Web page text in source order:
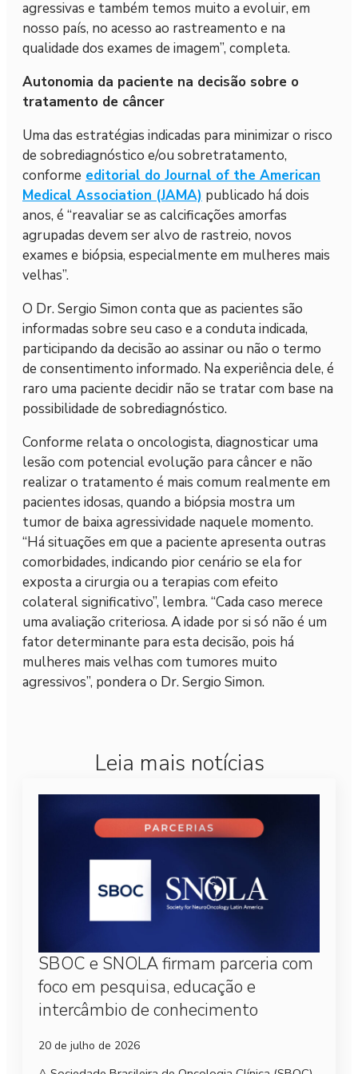
agressivas e também temos muito a evoluir, em
nosso país, no acesso ao rastreamento e na
qualidade dos exames de imagem”, completa.
Autonomia da paciente na decisão sobre o
tratamento de câncer
Uma das estratégias indicadas para minimizar o risco
de sobrediagnóstico e/ou sobretratamento,
conforme editorial do Journal of the American
Medical Association (JAMA) publicado há dois
anos, é “reavaliar se as calcificações amorfas
agrupadas devem ser alvo de rastreio, novos
exames e biópsia, especialmente em mulheres mais
velhas”.
O Dr. Sergio Simon conta que as pacientes são
informadas sobre seu caso e a conduta indicada,
participando da decisão ao assinar ou não o termo
de consentimento informado. Na experiência dele, é
raro uma paciente decidir não se tratar com base na
possibilidade de sobrediagnóstico.
Conforme relata o oncologista, diagnosticar uma
lesão com potencial evolução para câncer e não
realizar o tratamento é mais comum realmente em
pacientes idosas, quando a biópsia mostra um
tumor de baixa agressividade naquele momento.
“Há situações em que a paciente apresenta outras
comorbidades, indicando pior cenário se ela for
exposta a cirurgia ou a terapias com efeito
colateral significativo”, lembra. “Cada caso merece
uma avaliação criteriosa. A idade por si só não é um
fator determinante para esta decisão, pois há
mulheres mais velhas com tumores muito
agressivos”, pondera o Dr. Sergio Simon.
Leia mais notícias
SBOC e SNOLA firmam parceria com
foco em pesquisa, educação e
intercâmbio de conhecimento
20 de julho de 2026